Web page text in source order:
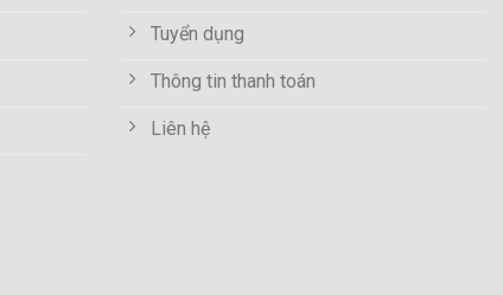
Tuyển dụng
Thông tin thanh toán
Liên hệ